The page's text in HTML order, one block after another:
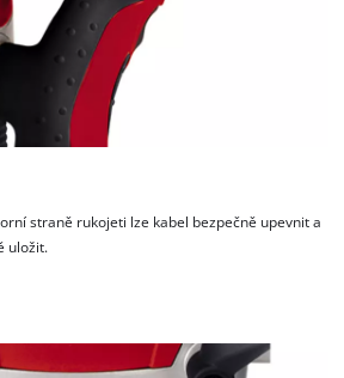
straně rukojeti lze kabel bezpečně upevnit a
uložit.